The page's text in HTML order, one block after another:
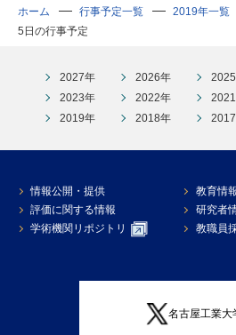
ホーム 行事予定一覧 2019年一覧
5日の行事予定
2027年 2026年
2023年
2022年
2019年
2018年
情報公開・提供
教育情
評価に関する情報
研究者
学術機関リポジトリ
教職員
名古屋工業大